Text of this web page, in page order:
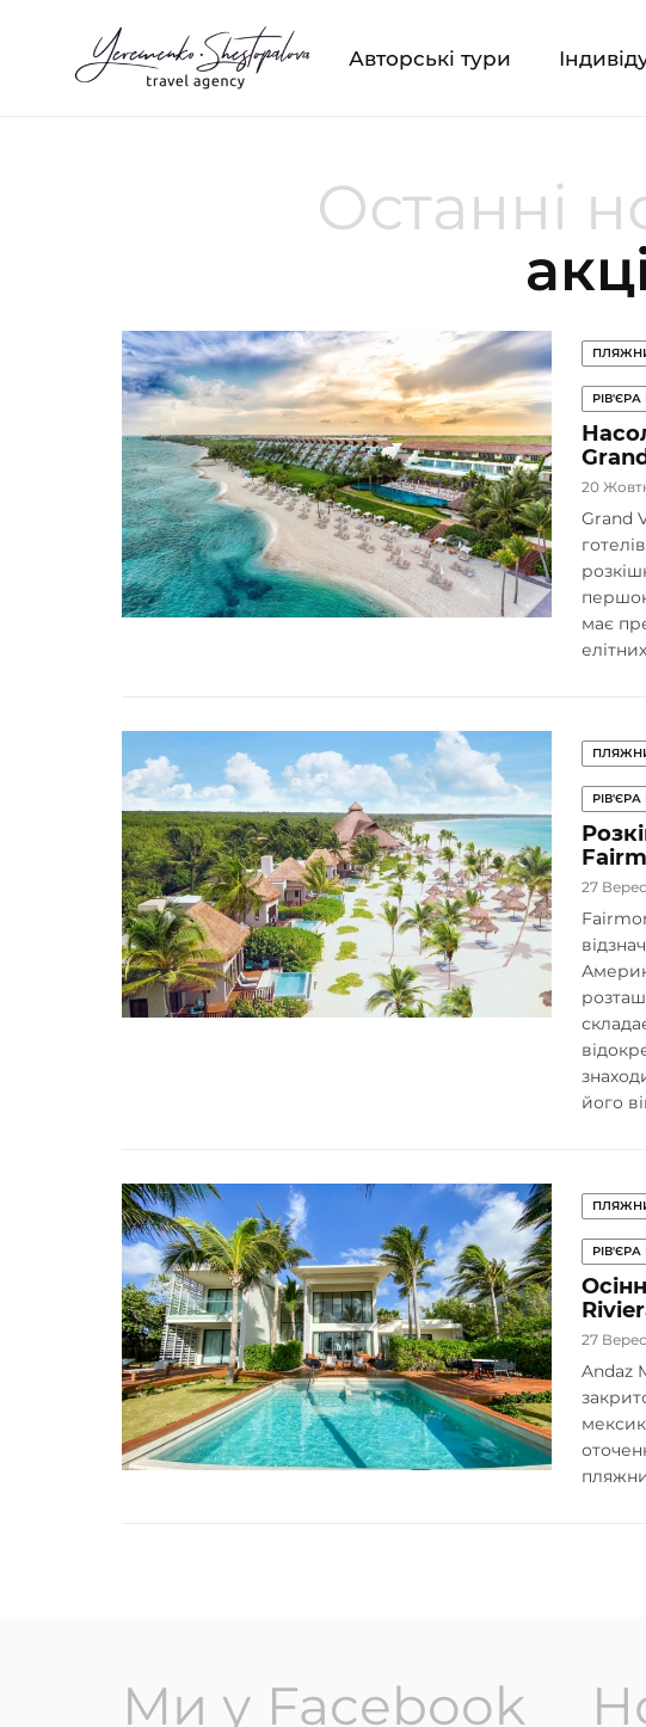
Авторські тури
Останні
20
Grand
має
27
його
27
Andaz
Ми у Facebook